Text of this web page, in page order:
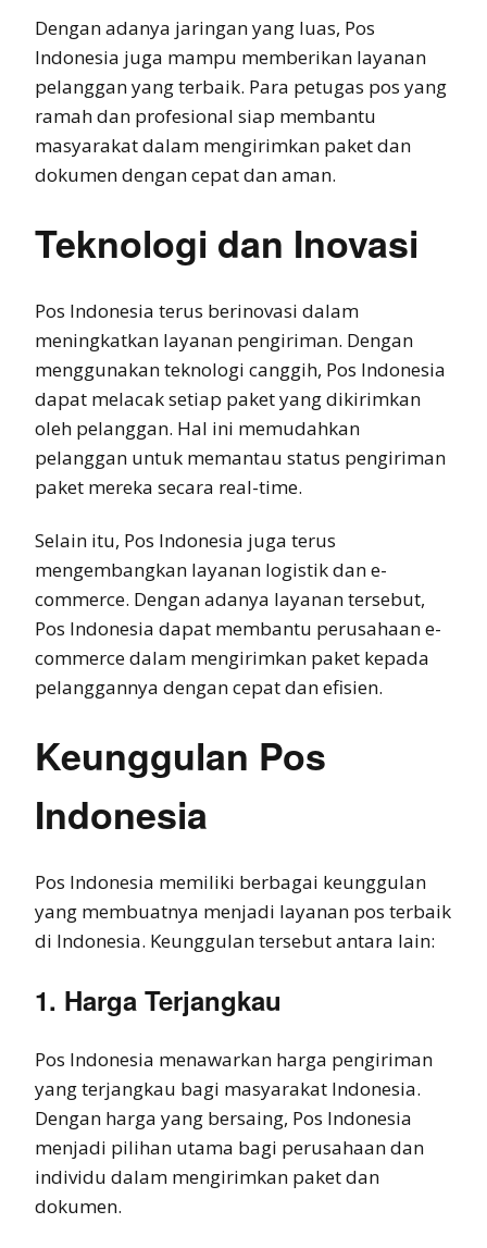
Dengan adanya jaringan yang luas, Pos
Indonesia juga mampu memberikan layanan
pelanggan yang terbaik. Para petugas pos yang
ramah dan profesional siap membantu
masyarakat dalam mengirimkan paket dan
dokumen dengan cepat dan aman.
Teknologi dan Inovasi
Pos Indonesia terus berinovasi dalam
meningkatkan layanan pengiriman. Dengan
menggunakan teknologi canggih, Pos Indonesia
dapat melacak setiap paket yang dikirimkan
oleh pelanggan. Hal ini memudahkan
pelanggan untuk memantau status pengiriman
paket mereka secara real-time.
Selain itu, Pos Indonesia juga terus
mengembangkan layanan logistik dan e-
commerce. Dengan adanya layanan tersebut,
Pos Indonesia dapat membantu perusahaan e-
commerce dalam mengirimkan paket kepada
pelanggannya dengan cepat dan efisien.
Keunggulan Pos
Indonesia
Pos Indonesia memiliki berbagai keunggulan
yang membuatnya menjadi layanan pos terbaik
di Indonesia. Keunggulan tersebut antara lain:
1. Harga Terjangkau
Pos Indonesia menawarkan harga pengiriman
yang terjangkau bagi masyarakat Indonesia.
Dengan harga yang bersaing, Pos Indonesia
menjadi pilihan utama bagi perusahaan dan
individu dalam mengirimkan paket dan
dokumen.